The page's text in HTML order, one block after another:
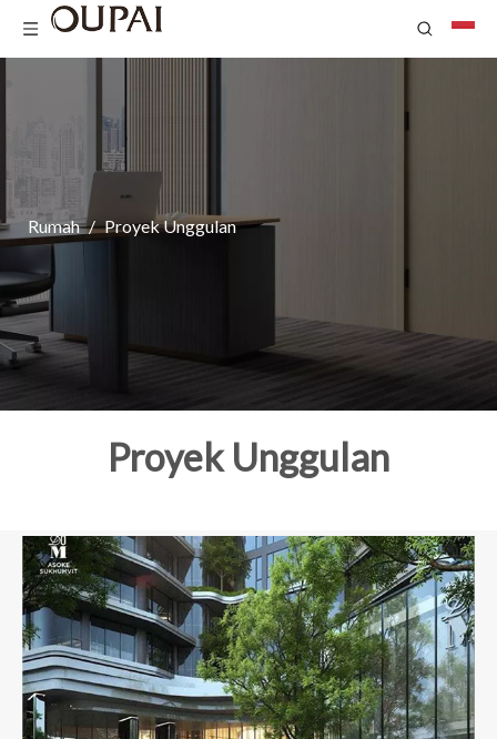
Rumah / Proyek Unggulan
Proyek Unggulan